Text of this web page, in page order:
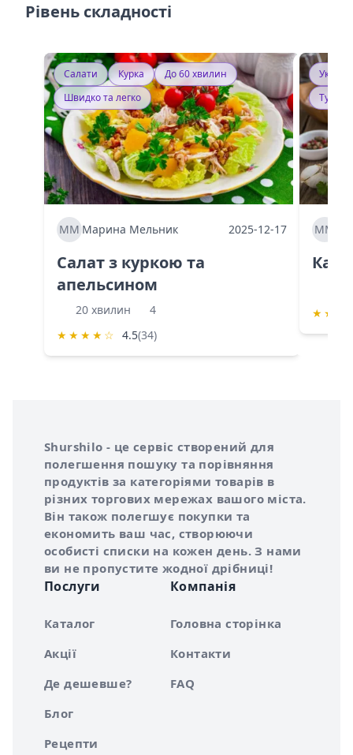
Рівень складності
Салати Курка
До 60 хвилин
Швидко та легко
ММ Марина Мельник 2025-12-17
Салат з куркою та
апельсином
20 хвилин
4
★ ★ ★ ★ ☆ 4.5(34)
ММ
★ ★
Про сервіс Shurshilo
Shurshilo - це сервіс створений для
полегшення пошуку та порівняння
продуктів за категоріями товарів в
різних торгових мережах вашого міста.
Він також полегшує покупки та
економить ваш час, створюючи
особисті списки на кожен день. З нами
ви не пропустите жодної дрібниці!
Послуги
Каталог
Акції
Де дешевше?
Блог
Рецепти
Компанія
Головна сторінка
Контакти
FAQ